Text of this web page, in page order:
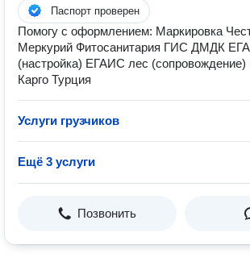
Паспорт проверен
Помогу с оформлением: Маркировка
Меркурий Фитосанитария ГИС ДМДК
(настройка) ЕГАИС лес (сопровождение)
Карго Турция
Услуги грузчиков
Ещё 3 услуги
Позвонить